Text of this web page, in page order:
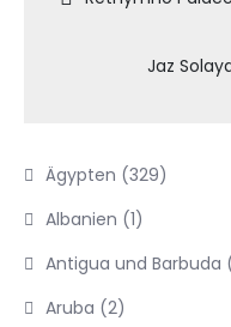
Jaz
Ägypten (329)
Albanien (1)
Antigua und Barbuda
Aruba (2)